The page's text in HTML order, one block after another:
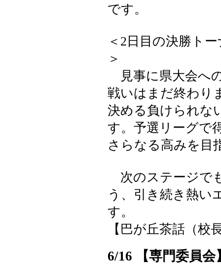
です。
＜2日目の決勝ト
＞
見事に県大会へ
戦いはまだ終わり
決める負けられな
す。予選リーグで
さらなる高みを目
次のステージで
う、引き続き熱い
す。
【巴が丘茶話（校
6/16 【専門委員